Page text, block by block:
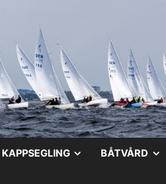
KAPPSEGLING VISABÅTVÅRD